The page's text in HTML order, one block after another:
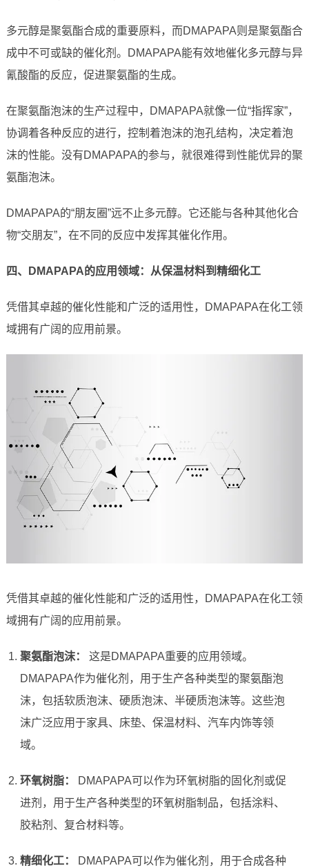
多元醇是聚氨酯合成的重要原料，而DMAPAPA则是聚氨酯合
成中不可或缺的催化剂。DMAPAPA能有效地催化多元醇与异
氰酸酯的反应，促进聚氨酯的生成。
在聚氨酯泡沫的生产过程中，DMAPAPA就像一位“指挥家”，
协调着各种反应的进行，控制着泡沫的泡孔结构，决定着泡
沫的性能。没有DMAPAPA的参与，就很难得到性能优异的聚
氨酯泡沫。
DMAPAPA的“朋友圈”远不止多元醇。它还能与各种其他化合
物“交朋友”，在不同的反应中发挥其催化作用。
四、DMAPAPA的应用领域：从保温材料到精细化工
凭借其卓越的催化性能和广泛的适用性，DMAPAPA在化工领
域拥有广阔的应用前景。
凭借其卓越的催化性能和广泛的适用性，DMAPAPA在化工领
域拥有广阔的应用前景。
聚氨酯泡沫：
这是DMAPAPA重要的应用领域。
DMAPAPA作为催化剂，用于生产各种类型的聚氨酯泡
沫，包括软质泡沫、硬质泡沫、半硬质泡沫等。这些泡
沫广泛应用于家具、床垫、保温材料、汽车内饰等领
域。
环氧树脂：
DMAPAPA可以作为环氧树脂的固化剂或促
进剂，用于生产各种类型的环氧树脂制品，包括涂料、
胶粘剂、复合材料等。
精细化工：
DMAPAPA可以作为催化剂，用于合成各种